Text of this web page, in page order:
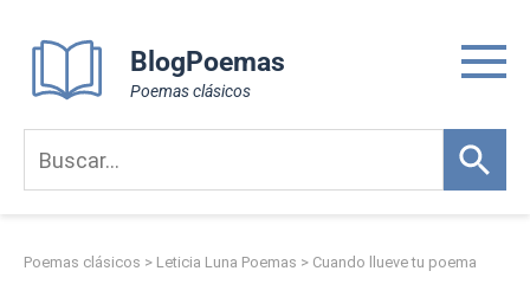
content
BlogPoemas
Poemas clásicos
Poemas clásicos > Leticia Luna Poemas > Cuando llueve tu poema